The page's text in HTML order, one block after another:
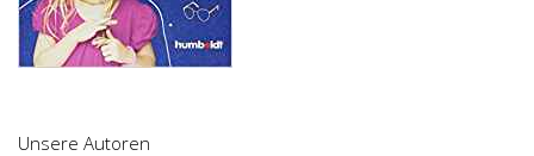
Unsere Autoren